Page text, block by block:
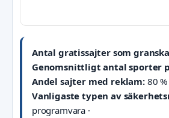
Antal gratissajter som
Genomsnittligt antal sporter
Andel sajter med reklam:80 %
Vanligaste typen av
programvara ·